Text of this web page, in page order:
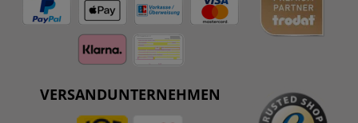
VERSANDUNTERNEHMEN